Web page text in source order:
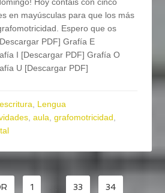
Hoy contáis con cinco
en mayúsculas para que los más
Espero que os
PDF] Grafía E
I [Descargar PDF] Grafía O
U [Descargar PDF]
, Lengua
,aula,grafomotricidad,
1 33 34